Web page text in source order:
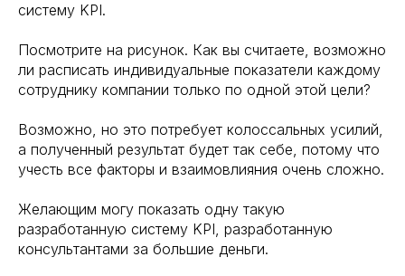
систему KPI.
Посмотрите на рисунок. Как вы считаете, возможно
ли расписать индивидуальные показатели каждому
сотруднику компании только по одной этой цели?
Возможно, но это потребует колоссальных усилий,
а полученный результат будет так себе, потому что
учесть все факторы и взаимовлияния очень сложно.
Желающим могу показать одну такую
разработанную систему KPI, разработанную
консультантами за большие деньги.